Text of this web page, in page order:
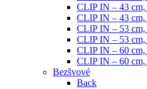
CLIP IN – 43
CLIP IN – 43
CLIP IN – 53
CLIP IN – 53
CLIP IN – 60
CLIP IN – 60
Bezšvové
Back